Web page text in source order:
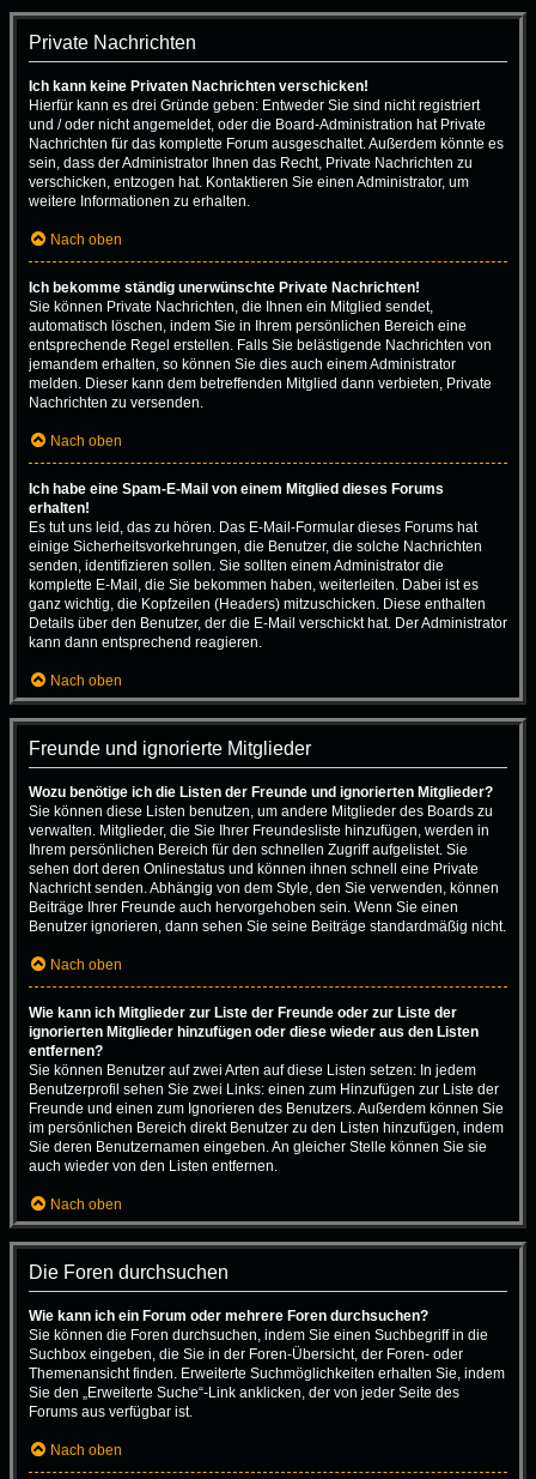
Private Nachrichten
Ich kann keine Privaten Nachrichten verschicken!
Hierfür kann es drei Gründe geben: Entweder Sie sind nicht registriert
und / oder nicht angemeldet, oder die Board-Administration hat Private
Nachrichten für das komplette Forum ausgeschaltet. Außerdem könnte es
sein, dass der Administrator Ihnen das Recht, Private Nachrichten zu
verschicken, entzogen hat. Kontaktieren Sie einen Administrator, um
weitere Informationen zu erhalten.
Nach oben
Ich bekomme ständig unerwünschte Private Nachrichten!
Sie können Private Nachrichten, die Ihnen ein Mitglied sendet,
automatisch löschen, indem Sie in Ihrem persönlichen Bereich eine
entsprechende Regel erstellen. Falls Sie belästigende Nachrichten von
jemandem erhalten, so können Sie dies auch einem Administrator
melden. Dieser kann dem betreffenden Mitglied dann verbieten, Private
Nachrichten zu versenden.
Nach oben
Ich habe eine Spam-E-Mail von einem Mitglied dieses Forums
erhalten!
Es tut uns leid, das zu hören. Das E-Mail-Formular dieses Forums hat
einige Sicherheitsvorkehrungen, die Benutzer, die solche Nachrichten
senden, identifizieren sollen. Sie sollten einem Administrator die
komplette E-Mail, die Sie bekommen haben, weiterleiten. Dabei ist es
ganz wichtig, die Kopfzeilen (Headers) mitzuschicken. Diese enthalten
Details über den Benutzer, der die E-Mail verschickt hat. Der Administrator
kann dann entsprechend reagieren.
Nach oben
Freunde und ignorierte Mitglieder
Wozu benötige ich die Listen der Freunde und ignorierten Mitglieder?
Sie können diese Listen benutzen, um andere Mitglieder des Boards zu
verwalten. Mitglieder, die Sie Ihrer Freundesliste hinzufügen, werden in
Ihrem persönlichen Bereich für den schnellen Zugriff aufgelistet. Sie
sehen dort deren Onlinestatus und können ihnen schnell eine Private
Nachricht senden. Abhängig von dem Style, den Sie verwenden, können
Beiträge Ihrer Freunde auch hervorgehoben sein. Wenn Sie einen
Benutzer ignorieren, dann sehen Sie seine Beiträge standardmäßig nicht.
Nach oben
Wie kann ich Mitglieder zur Liste der Freunde oder zur Liste der
ignorierten Mitglieder hinzufügen oder diese wieder aus den Listen
entfernen?
Sie können Benutzer auf zwei Arten auf diese Listen setzen: In jedem
Benutzerprofil sehen Sie zwei Links: einen zum Hinzufügen zur Liste der
Freunde und einen zum Ignorieren des Benutzers. Außerdem können Sie
im persönlichen Bereich direkt Benutzer zu den Listen hinzufügen, indem
Sie deren Benutzernamen eingeben. An gleicher Stelle können Sie sie
auch wieder von den Listen entfernen.
Nach oben
Die Foren durchsuchen
Wie kann ich ein Forum oder mehrere Foren durchsuchen?
Sie können die Foren durchsuchen, indem Sie einen Suchbegriff in die
Suchbox eingeben, die Sie in der Foren-Übersicht, der Foren- oder
Themenansicht finden. Erweiterte Suchmöglichkeiten erhalten Sie, indem
Sie den „Erweiterte Suche“-Link anklicken, der von jeder Seite des
Forums aus verfügbar ist.
Nach oben